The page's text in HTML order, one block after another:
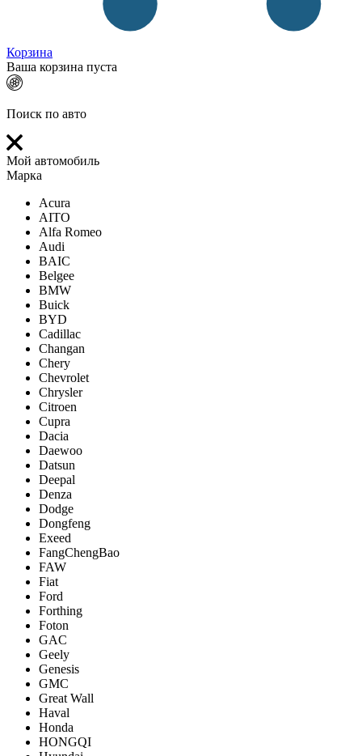
Корзина
Ваша корзина пуста
Поиск по авто
Мой автомобиль
Марка
Acura
AITO
Alfa Romeo
Audi
BAIC
Belgee
BMW
Buick
BYD
Cadillac
Changan
Chery
Chevrolet
Chrysler
Citroen
Cupra
Dacia
Daewoo
Datsun
Deepal
Denza
Dodge
Dongfeng
Exeed
FangChengBao
FAW
Fiat
Ford
Forthing
Foton
GAC
Geely
Genesis
GMC
Great Wall
Haval
Honda
HONGQI